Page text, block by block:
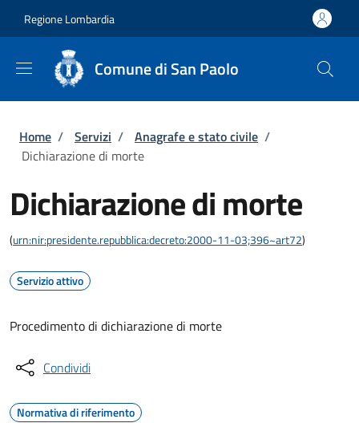
Regione Lombardia
Comune di San Paolo
Briciole di pane
Home / Servizi / Anagrafe e stato civile /
Dichiarazione di morte
Dichiarazione di morte
(urn:nir:presidente.repubblica:decreto:2000-11-03;396~art72)
Servizio attivo
Procedimento di dichiarazione di morte
Condividi
Normativa di riferimento